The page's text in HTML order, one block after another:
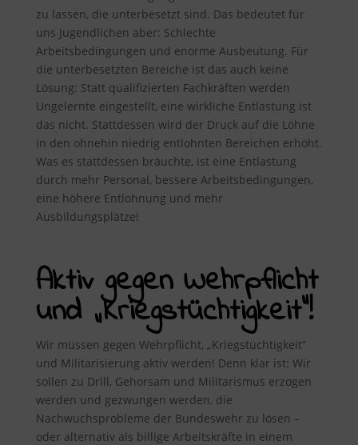
zu lassen, die unterbesetzt sind. Das bedeutet für
uns Jugendlichen aber: Schlechte
Arbeitsbedingungen und enorme Ausbeutung. Für
die unterbesetzten Bereiche ist das auch keine
Lösung: Statt qualifizierten Fachkräften werden
Ungelernte eingestellt, eine wirkliche Entlastung ist
das nicht. Stattdessen wird der Druck auf die Löhne
in den ohnehin niedrig entlohnten Bereichen erhöht.
Was es stattdessen bräuchte, ist eine Entlastung
durch mehr Personal, bessere Arbeitsbedingungen,
eine höhere Entlohnung und mehr
Ausbildungsplätze!
Aktiv gegen Wehrpflicht
und „Kriegstüchtigkeit“!
Wir müssen gegen Wehrpflicht, „Kriegstüchtigkeit“
und Militarisierung aktiv werden! Denn klar ist: Wir
sollen zu Drill, Gehorsam und Militarismus erzogen
werden und gezwungen werden, die
Nachwuchsprobleme der Bundeswehr zu lösen –
oder alternativ als billige Arbeitskräfte in einem